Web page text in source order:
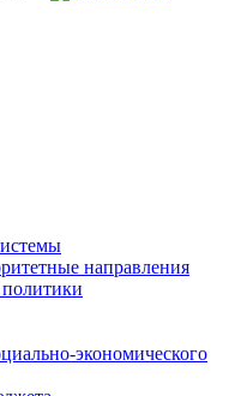
направления
экономического